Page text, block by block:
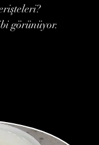
görünüyor.